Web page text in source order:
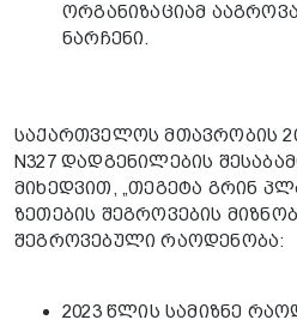
ორგანიზაციამ ააგროვა
ნარჩენი.
საქართველოს მთავრობის
N327 დადგენილების
მიხედვით, „თეგეტა გრინ
ზეთების შეგროვების
შეგროვებული რაოდენობა:
2023 წლის სამიზნე